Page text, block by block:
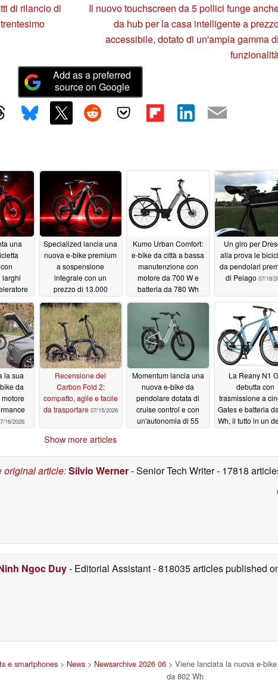
di rilancio di
Il nuovo touchscreen da 5 pollici funge
da hub per la casa intelligente a
accessibile, dotato di un'ampia gamma di
Add as a preferred
source on Google
una
larghi
2026
Specialized lancia una
nuova e-bike premium
a sospensione
integrale con un
prezzo di 13.000
07/25/2026
Kumo Urban Comfort:
e-bike da città a bassa
manutenzione con
motore da 700 W e
batteria da 780 Wh
07/20/2026
Un giro per
alla prova le
da pendolari
di Pelago 07/18/
la sua
da
16/2026
Recensione del
Carbon Fold 2:
compatto, agile e facile
da trasportare 07/15/2026
Momentum lancia una
nuova e-bike da
pendolare dotata di
cruise control e con
un'autonomia di 55
La Reany N1
debutta con
trasmissione a
Gates e batteria
Wh, il tutto in un
Show more articles
original article:Silvio Werner- Senior Tech Writer- 17818
Ngoc Duy- Editorial Assistant- 818035 articles published
e smartphones > News > Newsarchive 2026 06 > Viene lanciata la nuova e-
da 802 Wh